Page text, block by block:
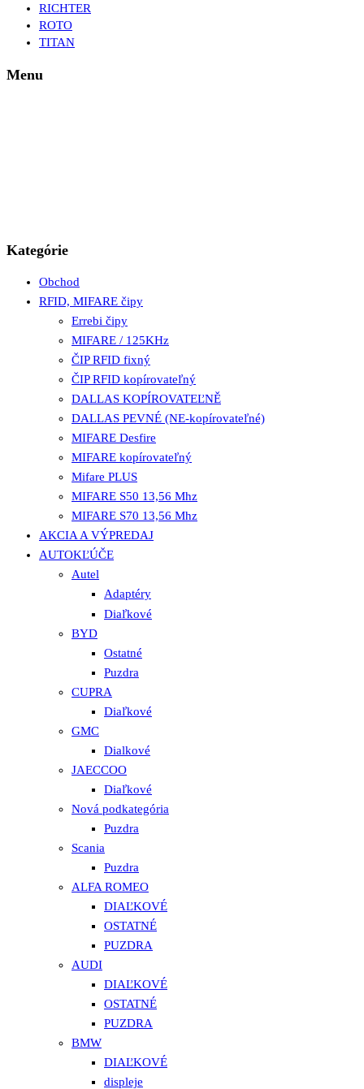
RICHTER
ROTO
TITAN
Menu
Kategórie
Obchod
RFID, MIFARE čipy
Errebi čipy
MIFARE / 125KHz
ČIP RFID fixný
ČIP RFID kopírovateľný
DALLAS KOPÍROVATEĽNĚ
DALLAS PEVNÉ (NE-kopírovateľné)
MIFARE Desfire
MIFARE kopírovateľný
Mifare PLUS
MIFARE S50 13,56 Mhz
MIFARE S70 13,56 Mhz
AKCIA A VÝPREDAJ
AUTOKĽÚČE
Autel
Adaptéry
Diaľkové
BYD
Ostatné
Puzdra
CUPRA
Diaľkové
GMC
Dialkové
JAECCOO
Diaľkové
Nová podkategória
Puzdra
Scania
Puzdra
ALFA ROMEO
DIAĽKOVÉ
OSTATNÉ
PUZDRA
AUDI
DIAĽKOVÉ
OSTATNÉ
PUZDRA
BMW
DIAĽKOVÉ
displeje